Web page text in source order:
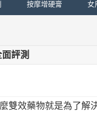
按摩增硬膏 女
評測
雙效藥物就是為了解